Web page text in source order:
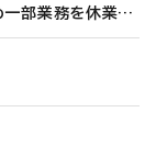
【お知らせ】 7月17日（金）社内研修のため一部業務を休業いたします